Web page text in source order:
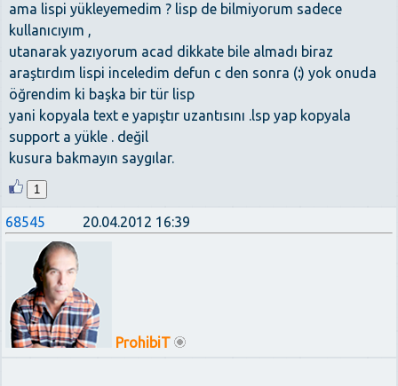
ama lispi yükleyemedim ? lisp de bilmiyorum sadece
kullanıcıyım ,
utanarak yazıyorum acad dikkate bile almadı biraz
araştırdım lispi inceledim defun c den sonra (:) yok onuda
öğrendim ki başka bir tür lisp
yani kopyala text e yapıştır uzantısını .lsp yap kopyala
support a yükle . değil
kusura bakmayın saygılar.
1
68545 20.04.2012 16:39
ProhibiT